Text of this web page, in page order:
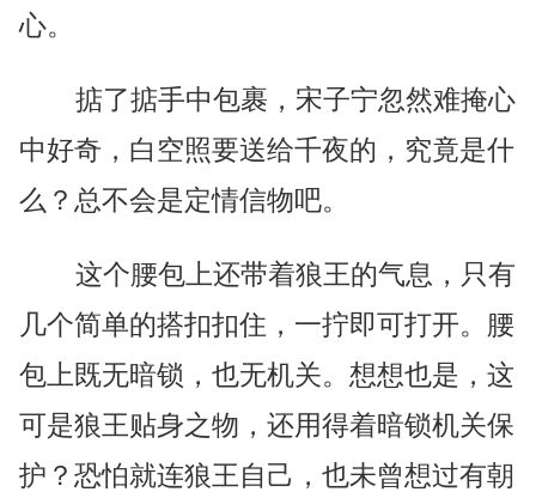
心。
掂了掂手中包裹，宋子宁忽然难掩心
中好奇，白空照要送给千夜的，究竟是什
么？总不会是定情信物吧。
这个腰包上还带着狼王的气息，只有
几个简单的搭扣扣住，一拧即可打开。腰
包上既无暗锁，也无机关。想想也是，这
可是狼王贴身之物，还用得着暗锁机关保
护？恐怕就连狼王自己，也未曾想过有朝